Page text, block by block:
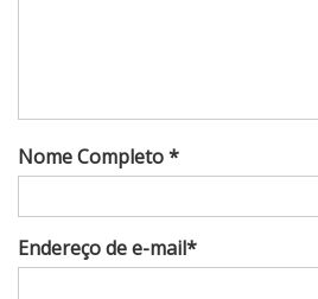
Nome Completo *
Endereço de e-mail*